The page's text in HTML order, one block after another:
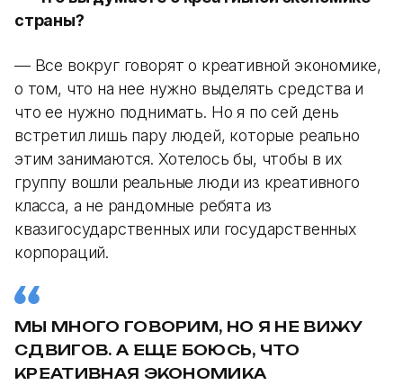
страны?
— Все вокруг говорят о креативной экономике,
о том, что на нее нужно выделять средства и
что ее нужно поднимать. Но я по сей день
встретил лишь пару людей, которые реально
этим занимаются. Хотелось бы, чтобы в их
группу вошли реальные люди из креативного
класса, а не рандомные ребята из
квазигосударственных или государственных
корпораций.
МЫ МНОГО ГОВОРИМ, НО Я НЕ ВИЖУ
СДВИГОВ. А ЕЩЕ БОЮСЬ, ЧТО
КРЕАТИВНАЯ ЭКОНОМИКА